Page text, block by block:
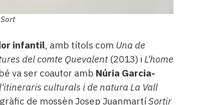
infantil, amb títols com Una de
del comte Quevalent (2013) i L'home
va ser coautor amb Núria Garcia-
culturals i de natura La Vall
de mossèn Josep JuanmartíSortir